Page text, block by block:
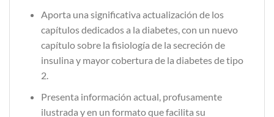
Aporta una significativa actualización de los
capítulos dedicados a la diabetes, con un nuevo
capítulo sobre la fisiología de la secreción de
insulina y mayor cobertura de la diabetes de tipo
2.
Presenta información actual, profusamente
ilustrada y en un formato que facilita su